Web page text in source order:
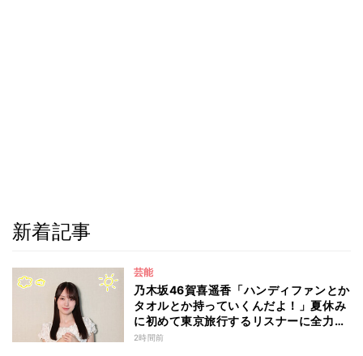
新着記事
芸能
乃木坂46賀喜遥香「ハンディファンとか
タオルとか持っていくんだよ！」夏休み
に初めて東京旅行するリスナーに全力ア
ドバイス！
2時間前